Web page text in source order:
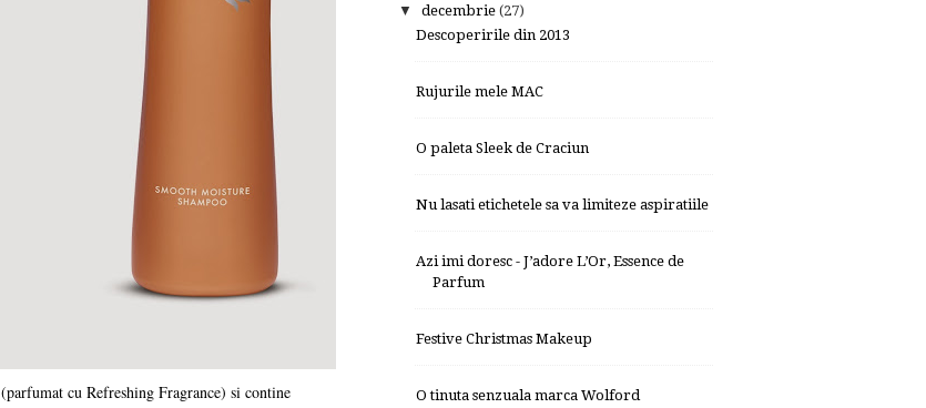
(parfumat cu Refreshing Fragrance) si contine
▼ decembrie (27)
Descoperirile din 2013
Rujurile mele MAC
O paleta Sleek de Craciun
Nu lasati etichetele sa va limiteze aspiratiile
Azi imi doresc - J’adore L’Or, Essence de
Parfum
Festive Christmas Makeup
O tinuta senzuala marca Wolford